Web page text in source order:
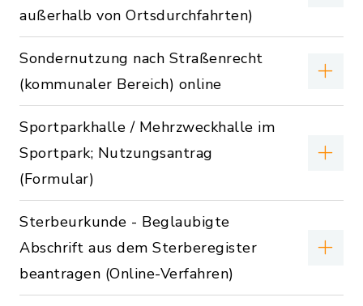
außerhalb von Ortsdurchfahrten)
Sondernutzung nach Straßenrecht
(kommunaler Bereich) online
Sportparkhalle / Mehrzweckhalle im
Sportpark; Nutzungsantrag
(Formular)
Sterbeurkunde - Beglaubigte
Abschrift aus dem Sterberegister
beantragen (Online-Verfahren)